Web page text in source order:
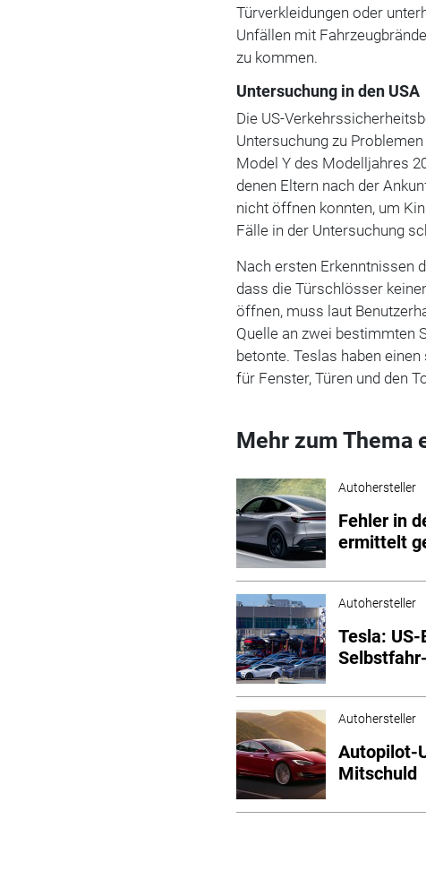
Türverkleidungen oder
Unfällen mit
zu kommen.
Untersuchung in den USA
Die US-
Untersuchung zu
Model Y des Modelljahres
denen Eltern nach der
nicht öffnen konnten, um
Fälle in der Untersuchung
Nach ersten Erkenntnissen
dass die Türschlösser
öffnen, muss laut
Quelle an zwei bestimmten
betonte. Teslas haben
für Fenster, Türen und den
Mehr zum Thema
Autohersteller
Fehler in
ermittelt
Autohersteller
Tesla:
Autohersteller
Autopilot-
Mitschuld